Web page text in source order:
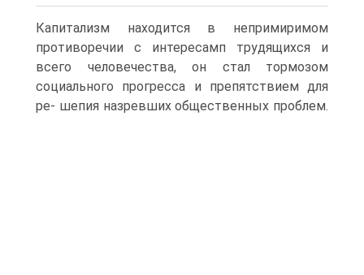
Капитализм находится в непримиримом
противоречии с интересамп трудящихся и
всего человечества, он стал тормозом
социального прогресса и препятствием для
ре- шепия назревших общественных проблем.